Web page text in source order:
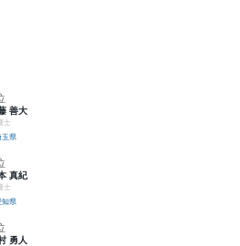
善大
士
玉県
真紀
士
知県
勇人